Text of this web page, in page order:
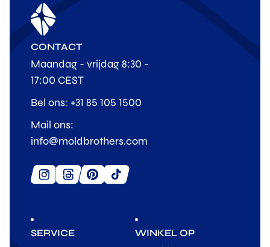
SERVICE
WINKEL OP
CONTACT
Maandag - vrijdag 8:30 -
17:00 CEST
Bel ons: +31 85 105 1500
Mail ons:
info@moldbrothers.com